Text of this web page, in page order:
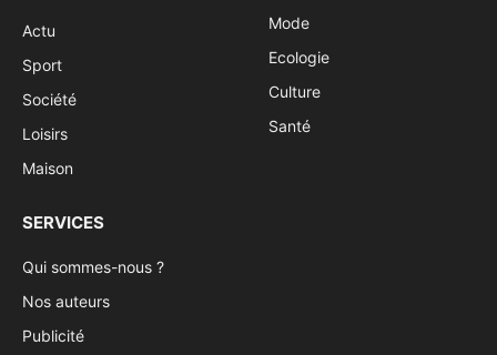
Actu
Sport
Société
Loisirs
Maison
Mode
Ecologie
Culture
Santé
SERVICES
Qui sommes-nous ?
Nos auteurs
Publicité